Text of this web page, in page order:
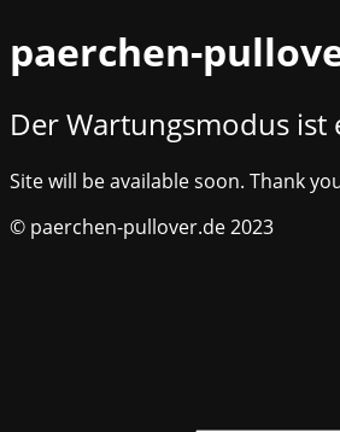
paerchen-
Der Wartungsmodus ist
Site will be available soon. Thank
© paerchen-pullover.de 2023